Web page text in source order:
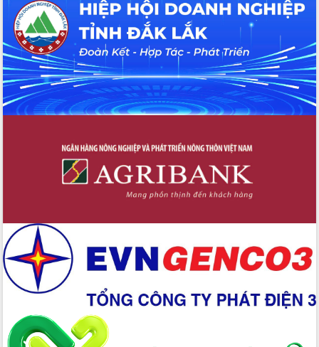
Tháo gỡ những vướng mắc, đẩy mạnh
công tác cải cách thủ tục hành chính
tại Trung tâm Phục vụ hành chính
công tỉnh
Đắk Lắk: Tôn vinh 46 giải pháp tại Hội
thi Sáng tạo Kỹ thuật 2024 - 2025
Đắk Lắk rà soát, điều chỉnh Đề án 190
Trương Công Thái kiểm tra thực địa
Dự án cao tốc Khánh Hòa - Buôn Ma
Định vị cà phê Việt Nam như một “di
Xây dựng nông thôn mới: Nâng cao đời
sống người dân từ những mô hình thiết
thực
Quyết liệt tháo gỡ vướng mắc, đẩy
nhanh tiến độ các dự án trọng điểm
trong Khu kinh tế Nam Phú Yên
Hòn Yến phát triển du lịch gắn với bảo
tồn biển